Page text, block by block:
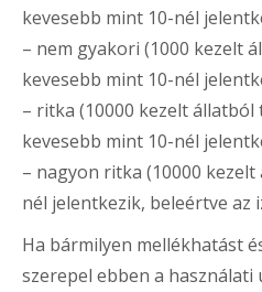
kevesebb mint 10-nél
– nem gyakori (1000 kezelt
kevesebb mint 10-nél
– ritka (10000 kezelt
kevesebb mint 10-nél
– nagyon ritka (10000
nél jelentkezik, beleértve az
Ha bármilyen mellékhatást
szerepel ebben a használati